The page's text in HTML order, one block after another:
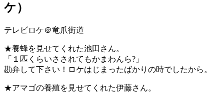
ケ）
テレビロケ＠竜爪街道
★養蜂を見せてくれた池田さん。
「１匹くらいさされてもかまわんら?」
勘弁して下さい！ロケはじまったばかりの時でしたから。
★アマゴの養殖を見せてくれた伊藤さん。